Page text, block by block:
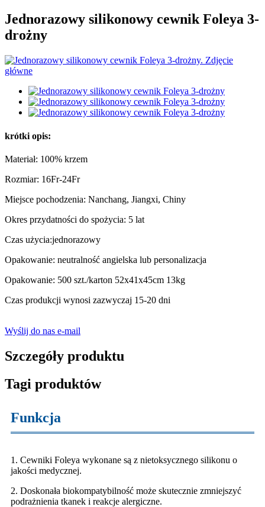
Jednorazowy silikonowy cewnik Foleya 3-
drożny
krótki opis:
Materiał: 100% krzem
Rozmiar: 16Fr-24Fr
Miejsce pochodzenia: Nanchang, Jiangxi, Chiny
Okres przydatności do spożycia: 5 lat
Czas użycia:jednorazowy
Opakowanie: neutralność angielska lub personalizacja
Opakowanie: 500 szt./karton 52x41x45cm 13kg
Czas produkcji wynosi zazwyczaj 15-20 dni
Wyślij do nas e-mail
Szczegóły produktu
Tagi produktów
Funkcja
1. Cewniki Foleya wykonane są z nietoksycznego silikonu o
jakości medycznej.
2. Doskonała biokompatybilność może skutecznie zmniejszyć
podrażnienia tkanek i reakcje alergiczne.